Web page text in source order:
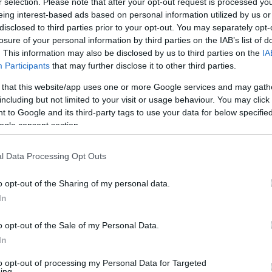
interest-based ads based on personal information utilized by us
to third parties prior to your opt-out. You may separately
of your personal information by third parties on the IAB’s list of
This information may also be disclosed by us to third parties on the
Participants that may further disclose it to other third parties.
that this website/app uses one or more Google services and may
but not limited to your visit or usage behaviour. You may
to Google and its third-party tags to use your data for below
consent section.
Data Processing Opt Outs
opt-out of the Sharing of my personal data.
opt-out of the Sale of my Personal Data.
opt-out of processing my Personal Data for Targeted
és a nagyon közeli jövőben automatikusan le tudja
is. Ennek a Buzsáki Györggyel, a világhírű
év elején - egy a Nemzeti Kutatási, Fejlesztési és
fejlesztési projekt keretében - el is kezdték a
is éri a fejet, és ha ezek megfelelő
összeolvasztják, és egyetlen ingernek
az alá helyezhető elektródák révén, viszont a hatás
összeadódik, vagyis az idegsejtek ingerlődnek.
Tamás kifejtette, az epilepsziás roham
kórképektől szenvedő - például depressziós vagy
terápiák nem hatékonyak. Ez az új eljárás csak
finom, időbeli dinamikájához igazodva - éppen ettől